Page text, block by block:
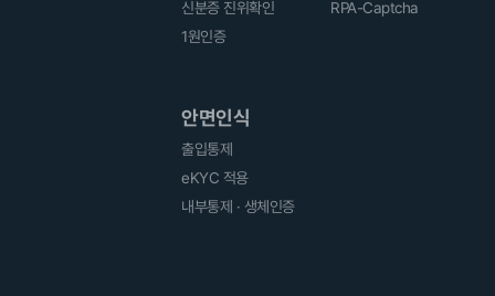
신분증 진위확인
1원인증
RPA-Captcha
안면인식
출입통제
eKYC 적용
내부통제 · 생체인증